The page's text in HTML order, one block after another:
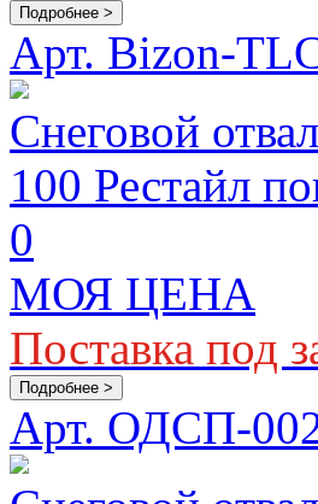
Подробнее >
Арт. Bizon-
Снеговой
100 Рестайл
0
МОЯ ЦЕНА
Поставка под
Подробнее >
Арт. ОДСП-